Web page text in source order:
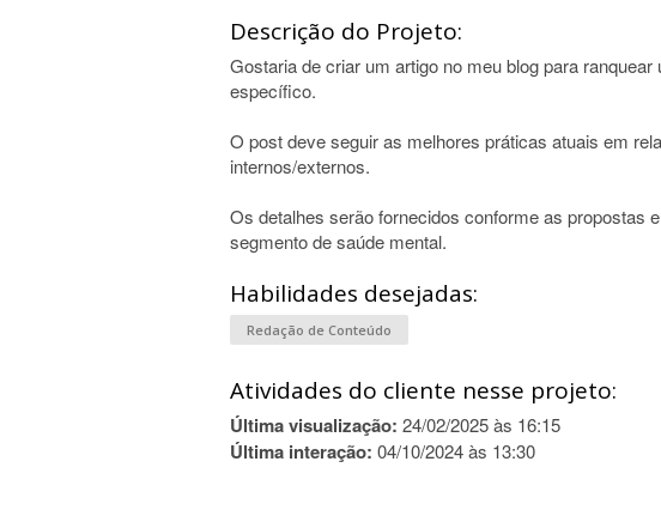
Descrição do Projeto:
Gostaria de criar um artigo no meu blog para
específico.
O post deve seguir as melhores práticas atuais em
internos/externos.
Os detalhes serão fornecidos conforme as propostas
segmento de saúde mental.
Habilidades desejadas:
Redação de Conteúdo
Atividades do cliente nesse projeto:
Última visualização: 24/02/2025 às 16:15
Última interação: 04/10/2024 às 13:30